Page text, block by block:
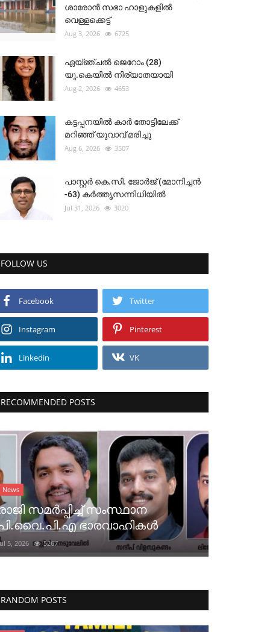
ശാരോൻ സഭാ ഹാളുകളിൽ
വെള്ളക്കെട്ട്
Aug 3, 2026 6725
ഏയ്ഞ്ചൽ ജെറോം (28)
യു.കെയിൽ നിര്യാതയായി
Aug 2, 2026 4653
കട്ടപ്പനയിൽ കാർ തോട്ടിലേക്ക്
മറിഞ്ഞ് യുവാവ് മരിച്ചു
Aug 6, 2026 3507
പാസ്റ്റർ കെ.സി. ജോർജ് (മോനിച്ചൻ
-63) കർത്തൃസന്നിധിയിൽ
Jul 31, 2026 3020
FOLLOW US
Facebook Twitter
Instagram Pinterest
Linkedin VK
RECOMMENDED POSTS
News
സമർപ്പിച്ച് സംസ്ഥാന
ഭാരവാഹികൾ
5, 2026 5267
RANDOM POSTS